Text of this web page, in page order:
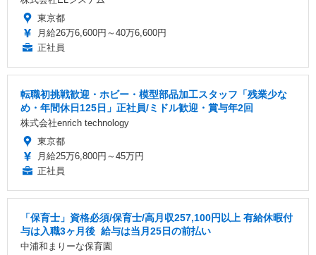
東京都
月給26万6,600円～40万6,600円
正社員
転職初挑戦歓迎・ホビー・模型部品加工スタッフ「残業少な
め・年間休日125日」正社員/ミドル歓迎・賞与年2回
株式会社enrich technology
東京都
月給25万6,800円～45万円
正社員
「保育士」資格必須/保育士/️高月収257,100円以上 ️有給休暇付
与は入職3ヶ月後 ️ 給与は当月25日の前払い
中浦和まりーな保育園